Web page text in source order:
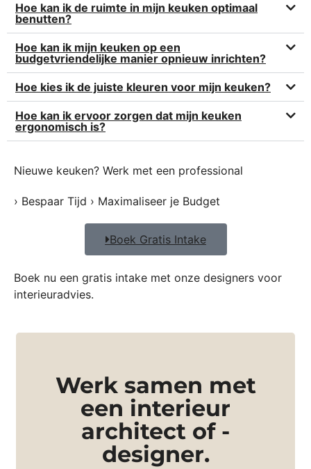
Hoe kan ik de ruimte in mijn keuken optimaal
benutten?
Hoe kan ik mijn keuken op een
budgetvriendelijke manier opnieuw inrichten?
Hoe kies ik de juiste kleuren voor mijn keuken?
Hoe kan ik ervoor zorgen dat mijn keuken
ergonomisch is?
Nieuwe keuken? Werk met een professional
› Bespaar Tijd › Maximaliseer je Budget
Boek Gratis Intake
Boek nu een gratis intake met onze designers voor
interieuradvies.
Werk samen met
een interieur
architect of -
designer.